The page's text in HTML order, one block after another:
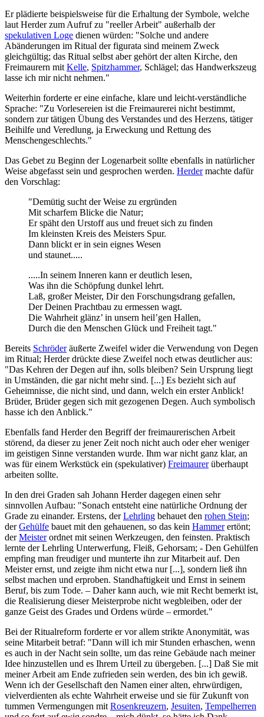
Er plädierte beispielsweise für die Erhaltung der Symbole, welche
laut Herder zum Aufruf zu "reeller Arbeit" außerhalb der
spekulativen Loge dienen würden: "Solche und andere
Abänderungen im Ritual der figurata sind meinem Zweck
gleichgültig; das Ritual selbst aber gehört der alten Kirche, den
Freimaurern mitKelle, Spitzhammer, Schlägel; das Handwerkszeug
lasse ich mir nicht nehmen."
Weiterhin forderte er eine einfache, klare und leicht-verständliche
Sprache: "Zu Vorlesereien ist die Freimaurerei nicht bestimmt,
sondern zur tätigen Übung des Verstandes und des Herzens, tätiger
Beihilfe und Veredlung, ja Erweckung und Rettung des
Menschengeschlechts."
Das Gebet zu Beginn der Logenarbeit sollte ebenfalls in natürlicher
Weise abgefasst sein und gesprochen werden. Herdermachte dafür
den Vorschlag:
"Demütig sucht der Weise zu ergründen
Mit scharfem Blicke die Natur;
Er späht den Urstoff aus und freuet sich zu finden
Im kleinsten Kreis des Meisters Spur.
Dann blickt er in sein eignes Wesen
und staunet.....
.....In seinem Inneren kann er deutlich lesen,
Was ihn die Schöpfung dunkel lehrt.
Laß, großer Meister, Dir den Forschungsdrang gefallen,
Der Deinen Prachtbau zu ermessen wagt.
Die Wahrheit glänz’ in unsern heil’gen Hallen,
Durch die den Menschen Glück und Freiheit tagt."
Bereits Schröderäußerte Zweifel wider die Verwendung von Degen
im Ritual; Herder drückte diese Zweifel noch etwas deutlicher aus:
"Das Kehren der Degen auf ihn, solls bleiben? Sein Ursprung liegt
in Umständen, die gar nicht mehr sind. [...] Es bezieht sich auf
Geheimnisse, die nicht sind, und dann, welch ein erster Anblick!
Brüder, Brüder gegen sich mit gezogenen Degen. Auch symbolisch
hasse ich den Anblick."
Ebenfalls fand Herder den Begriff der freimaurerischen Arbeit
störend, da dieser zu jener Zeit noch nicht auch oder eher weniger
im geistigen Sinne verstanden wurde. Ihm war nicht ganz klar, an
was für einem Werkstück ein (spekulativer) Freimaurerüberhaupt
arbeiten sollte.
In den drei Graden sah Johann Herder dagegen einen sehr
sinnvollen Aufbau: "Sonach entsteht eine natürliche Ordnung der
Grade zu einander. Erstens, derLehrling behauet den rohen Stein;
derGehülfe bauet mit den gehauenen, so das kein Hammerertönt;
derMeisterordnet mit seinen Werkzeugen, den feinsten. Praktisch
lernte der Lehrling Unterwerfung, Fleiß, Gehorsam; - Den Gehülfen
empfing man freudiger und munterte ihn zur Mitarbeit auf. Den
Meister ernst, und zeigte ihm nicht etwa nur [...], sondern ließ ihn
selbst machen und erproben. Standhaftigkeit und Ernst in seinem
Beruf, bis zum Tode. – Daher kann auch, wie mit Recht bemerkt ist,
die Realisierung dieser Meisterprobe nicht wegbleiben, oder der
ganze Geist des Grades und Ordens würde – ermordet."
Bei der Ritualreform forderte er vor allem strikte Anonymität, was
seine Mitarbeit betraf: "Dann will ich mir Stunden erhaschen, wenn
es auch in der Nacht sein sollte, um das reine Gebäude nach meiner
Idee hinzustellen und es Ihrem Urteil zu übergeben. [...] Daß Sie mit
meiner Arbeit am Ende zufrieden sein werden, des bin ich gewiß.
Wenn ich der Gesellschaft den Namen einer alten, ehrwürdigen,
vielverdienten als echte Wahrheit erweise und sie für Zukunft von
tummen Vermengungen mitRosenkreuzern, Jesuiten, Tempelherren